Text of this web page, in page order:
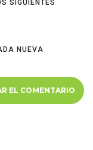
SIGUIENTES
NUEVA